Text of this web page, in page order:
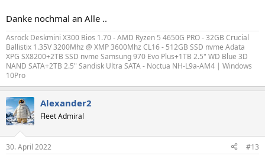
Danke nochmal an Alle ..
Asrock Deskmini X300 Bios 1.70 - AMD Ryzen 5 4650G PRO - 32GB Crucial
Ballistix 1.35V 3200Mhz @ XMP 3600Mhz CL16 - 512GB SSD nvme Adata
XPG SX8200+2TB SSD nvme Samsung 970 Evo Plus+1TB 2.5" WD Blue 3D
NAND SATA+2TB 2.5" Sandisk Ultra SATA - Noctua NH-L9a-AM4 | Windows
10Pro
Alexander2
Fleet Admiral
30. April 2022 #13